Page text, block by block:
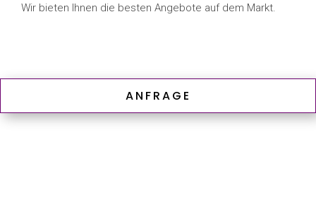
Wir bieten Ihnen die besten Angebote auf dem Markt.
ANFRAGE